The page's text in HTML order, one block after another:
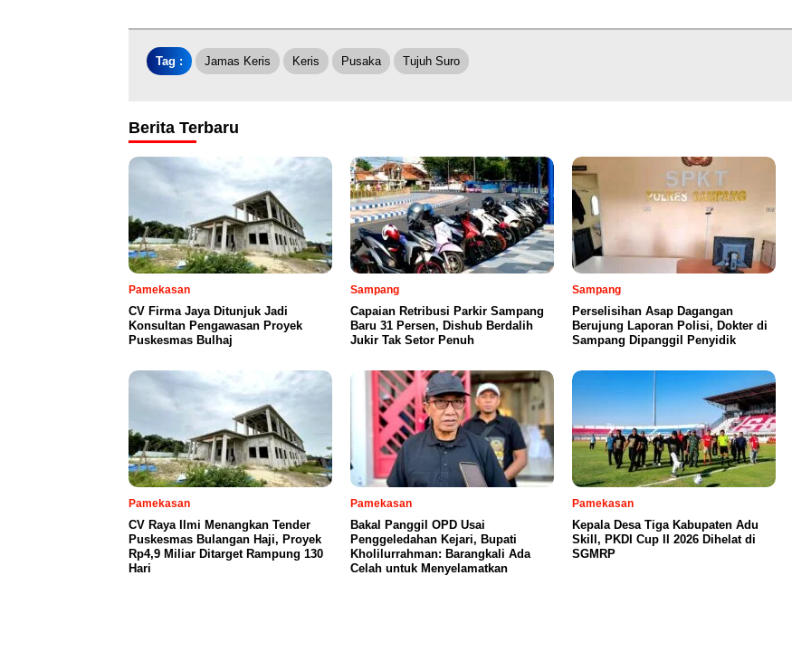
Tag : Jamas Keris Keris Pusaka Tujuh Suro
Berita Terbaru
Pamekasan
CV Firma Jaya Ditunjuk Jadi
Konsultan Pengawasan Proyek
Puskesmas Bulhaj
Sampang
Capaian Retribusi Parkir Sampang
Baru 31 Persen, Dishub Berdalih
Jukir Tak Setor Penuh
Sampang
Perselisihan Asap Dagangan
Berujung Laporan Polisi, Dokter di
Sampang Dipanggil Penyidik
Pamekasan
CV Raya Ilmi Menangkan Tender
Puskesmas Bulangan Haji, Proyek
Rp4,9 Miliar Ditarget Rampung 130
Hari
Pamekasan
Bakal Panggil OPD Usai
Penggeledahan Kejari, Bupati
Kholilurrahman: Barangkali Ada
Celah untuk Menyelamatkan
Pamekasan
Kepala Desa Tiga Kabupaten Adu
Skill, PKDI Cup II 2026 Dihelat di
SGMRP